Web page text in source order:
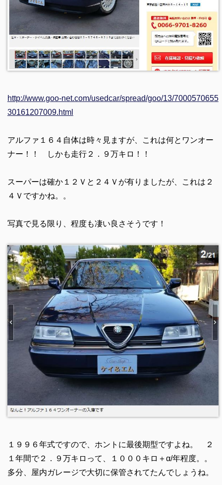
http://www.goo-net.com/usedcar/spread/goo/13/7000570655
30161207009.html
アルファ１６４自体は時々見ますが、これは何とワンオー
ナー！！ しかも走行２．９万キロ！！
スーパーは確か１２Ｖと２４Ｖが有りましたが、これは２
４Ｖですかね。。
写真で見る限り、程度も凄い良さそうです！
１９９６年式ですので、ホントに最後期型ですよね。 ２
１年間で２．９万キロって、１０００キロ＋α/年程度。。
多分、屋内ガレージで大切に保管されてたんでしょうね。